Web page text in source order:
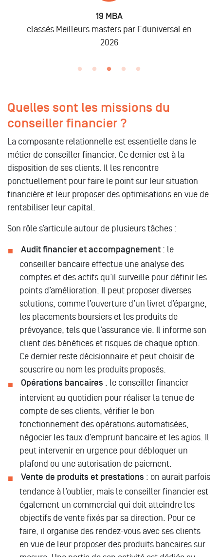
6 875 Alumni
lors des promo 2019 à 2025
Quelles sont les missions du
conseiller financier ?
La composante relationnelle est essentielle dans le
métier de conseiller financier. Ce dernier est à la
disposition de ses clients. Il les rencontre
ponctuellement pour faire le point sur leur situation
financière et leur proposer des optimisations en vue de
rentabiliser leur capital.
Son rôle s’articule autour de plusieurs tâches :
Audit financier et accompagnement : le
conseiller bancaire effectue une analyse des
comptes et des actifs qu’il surveille pour définir les
points d’amélioration. Il peut proposer diverses
solutions, comme l’ouverture d’un livret d’épargne,
les placements boursiers et les produits de
prévoyance, tels que l’assurance vie. Il informe son
client des bénéfices et risques de chaque option.
Ce dernier reste décisionnaire et peut choisir de
souscrire ou nom les produits proposés.
Opérations bancaires : le conseiller financier
intervient au quotidien pour réaliser la tenue de
compte de ses clients, vérifier le bon
fonctionnement des opérations automatisées,
négocier les taux d’emprunt bancaire et les agios. Il
peut intervenir en urgence pour débloquer un
plafond ou une autorisation de paiement.
Vente de produits et prestations : on aurait parfois
tendance à l’oublier, mais le conseiller financier est
également un commercial qui doit atteindre les
objectifs de vente fixés par sa direction. Pour ce
faire, il organise des rendez-vous avec ses clients
en vue de leur proposer des produits bancaires sur